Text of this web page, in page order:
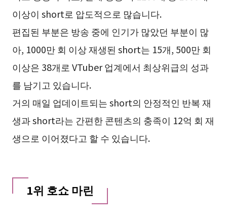
이상이 short로 압도적으로 많습니다.
편집된 부분은 방송 중에 인기가 많았던 부분이 많
아, 1000만 회 이상 재생된 short는 15개, 500만 회
이상은 38개로 VTuber 업계에서 최상위급의 성과
를 남기고 있습니다.
거의 매일 업데이트되는 short의 안정적인 반복 재
생과 short라는 간편한 콘텐츠의 충족이 12억 회 재
생으로 이어졌다고 할 수 있습니다.
1위 호쇼 마린